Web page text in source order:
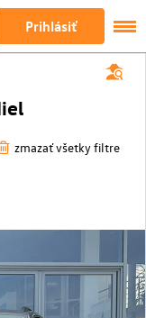
Prihlásiť
zmazať všetky filtre